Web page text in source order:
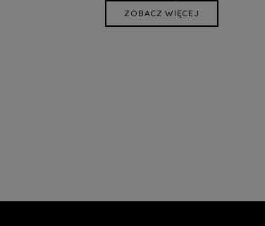
ZOBACZ WIĘCEJ